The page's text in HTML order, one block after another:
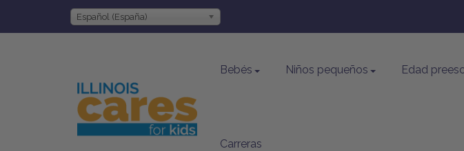
Español (España)
Bebés Niños pequeños Edad
Carreras